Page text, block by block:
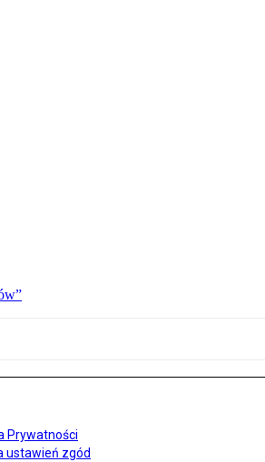
Prywatności
ustawień zgód